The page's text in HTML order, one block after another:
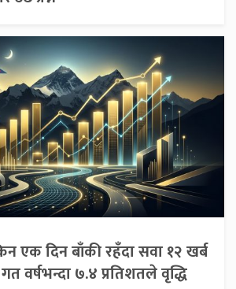
एक दिन बाँकी रहँदा सवा १२ खर्ब
वर्षभन्दा ७.४ प्रतिशतले वृद्धि